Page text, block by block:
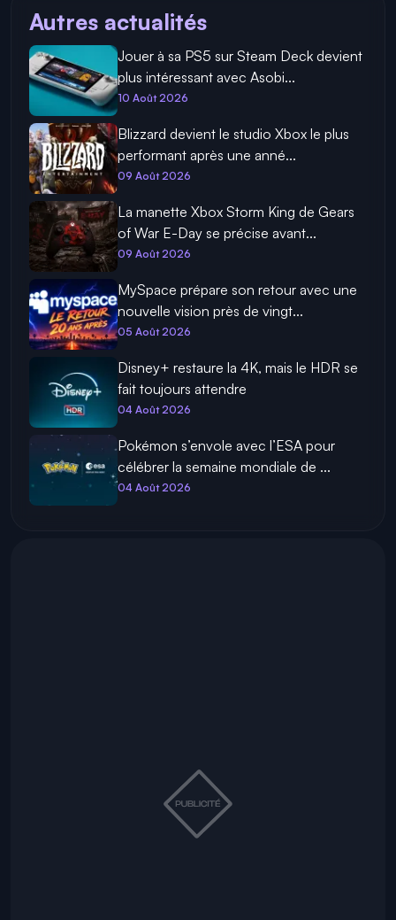
Autres actualités
Jouer à sa PS5 sur Steam Deck devient
plus intéressant avec Asobi...
10 Août 2026
Blizzard devient le studio Xbox le plus
performant après une anné...
09 Août 2026
La manette Xbox Storm King de Gears
of War E-Day se précise avant...
09 Août 2026
MySpace prépare son retour avec une
nouvelle vision près de vingt...
05 Août 2026
Disney+ restaure la 4K, mais le HDR se
fait toujours attendre
04 Août 2026
Pokémon s’envole avec l’ESA pour
célébrer la semaine mondiale de ...
04 Août 2026